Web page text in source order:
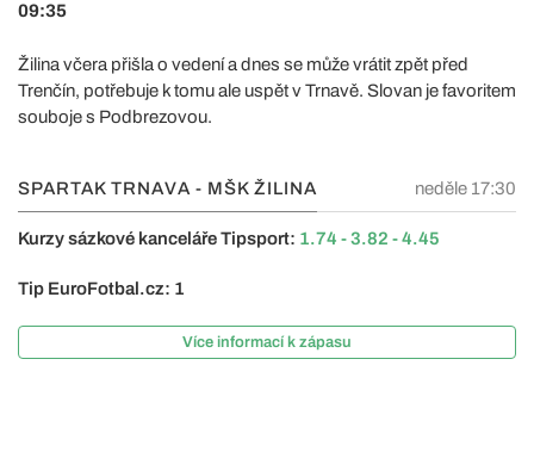
09:35
Žilina včera přišla o vedení a dnes se může vrátit zpět před
Trenčín, potřebuje k tomu ale uspět v Trnavě. Slovan je favoritem
souboje s Podbrezovou.
SPARTAK TRNAVA - MŠK ŽILINA neděle 17:30
Kurzy sázkové kanceláře Tipsport: 1.74 - 3.82 - 4.45
Tip EuroFotbal.cz: 1
Více informací k zápasu